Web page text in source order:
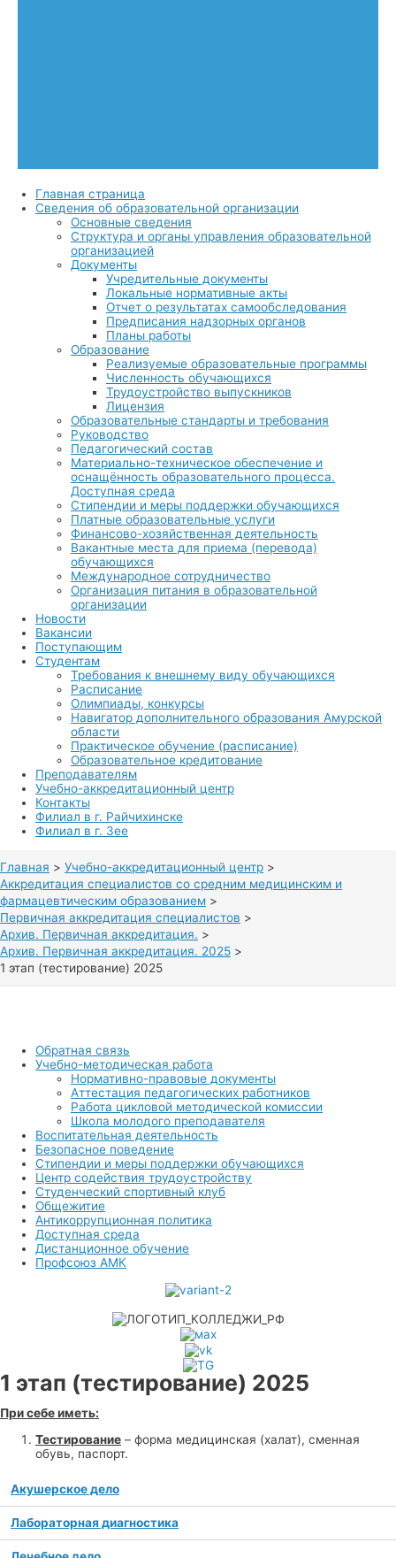
Главная страница
Сведения об образовательной организации
Основные сведения
Структура и органы управления образовательной
организацией
Документы
Учредительные документы
Локальные нормативные акты
Отчет о результатах самообследования
Предписания надзорных органов
Планы работы
Образование
Реализуемые образовательные программы
Численность обучающихся
Трудоустройство выпускников
Лицензия
Образовательные стандарты и требования
Руководство
Педагогический состав
Материально-техническое обеспечение и
оснащённость образовательного процесса.
Доступная среда
Стипендии и меры поддержки обучающихся
Платные образовательные услуги
Финансово-хозяйственная деятельность
Вакантные места для приема (перевода)
обучающихся
Международное сотрудничество
Организация питания в образовательной
организации
Новости
Вакансии
Поступающим
Студентам
Требования к внешнему виду обучающихся
Расписание
Олимпиады, конкурсы
Навигатор дополнительного образования Амурской
области
Практическое обучение (расписание)
Образовательное кредитование
Преподавателям
Учебно-аккредитационный центр
Контакты
Филиал в г. Райчихинске
Филиал в г. Зее
Главная
Учебно-аккредитационный центр
Аккредитация специалистов со средним медицинским и
фармацевтическим образованием
Первичная аккредитация специалистов
Архив. Первичная аккредитация.
Архив. Первичная аккредитация. 2025
1 этап (тестирование) 2025
Обратная связь
Учебно-методическая работа
Нормативно-правовые документы
Аттестация педагогических работников
Работа цикловой методической комиссии
Школа молодого преподавателя
Воспитательная деятельность
Безопасное поведение
Стипендии и меры поддержки обучающихся
Центр содействия трудоустройству
Студенческий спортивный клуб
Общежитие
Антикоррупционная политика
Доступная среда
Дистанционное обучение
Профсоюз АМК
1 этап (тестирование) 2025
При себе иметь:
Тестирование – форма медицинская (халат), сменная
обувь, паспорт.
Акушерское дело
Лабораторная диагностика